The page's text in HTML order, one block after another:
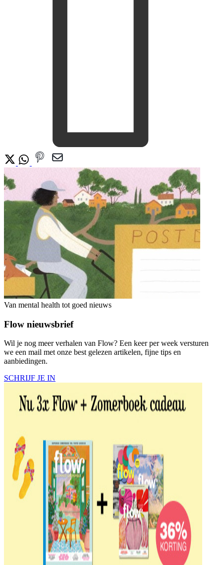
Van mental health tot goed nieuws
Flow nieuwsbrief
Wil je nog meer verhalen van Flow? Een keer per week versturen
we een mail met onze best gelezen artikelen, fijne tips en
aanbiedingen.
SCHRIJF JE IN